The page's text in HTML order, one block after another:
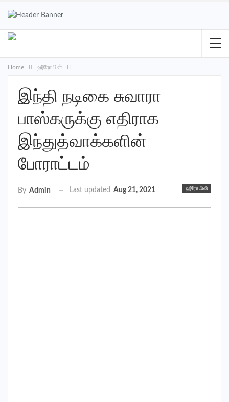
Home ஹீரோயின்
இந்தி நடிகை சுவாரா
பாஸ்கருக்கு எதிராக
இந்துத்வாக்களின்
போராட்டம்
ஹீரோயின்
By Admin Last updated Aug 21, 2021